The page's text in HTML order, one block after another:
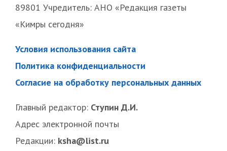
89801 Учредитель: АНО «Редакция газеты
«Кимры сегодня»
Условия использования сайта
Политика конфиденциальности
Согласие на обработку персональных данных
Главный редактор: Ступин Д.И.
Адрес электронной почты
Редакции: ksha@list.ru